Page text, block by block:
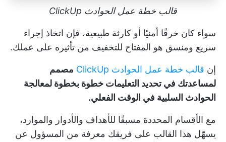
قالب خطة عمل الحوادث ClickUp
سواء كان خرقًا أمنيًا أو كارثة طبيعية، فإن اتخاذ إجراء
سريع ومنسق هو المفتاح للتخفيف من تأثيره على عملك.
إن قالب خطة عمل الحوادث ClickUp
مصمم
لمساعدتك في تحديد التعليمات خطوة بخطوة لمعالجة
الحوادث السلبية في الوقت الفعلي.
مع الأقسام المحددة مسبقًا للأهداف والأدوار والموارد،
يسهّل هذا القالب على فريقك معرفة من المسؤول عن